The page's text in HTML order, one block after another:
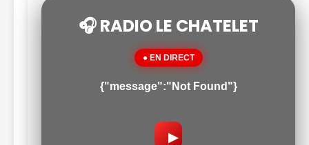
🎧 RADIO LE CHATELET
● EN DIRECT
{"message":"Not Found"}
▶